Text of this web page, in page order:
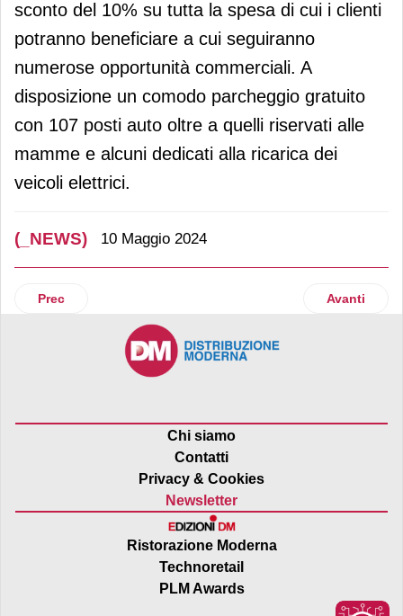
sconto del 10% su tutta la spesa di cui i clienti
potranno beneficiare a cui seguiranno
numerose opportunità commerciali. A
disposizione un comodo parcheggio gratuito
con 107 posti auto oltre a quelli riservati alle
mamme e alcuni dedicati alla ricarica dei
veicoli elettrici.
(_NEWS) 10 Maggio 2024
Articolo precedente: Croce Rossa premia l'impegno di
Prec Articolo
Avanti
Chi siamo
Contatti
Privacy & Cookies
Newsletter
Ristorazione Moderna
Technoretail
PLM Awards